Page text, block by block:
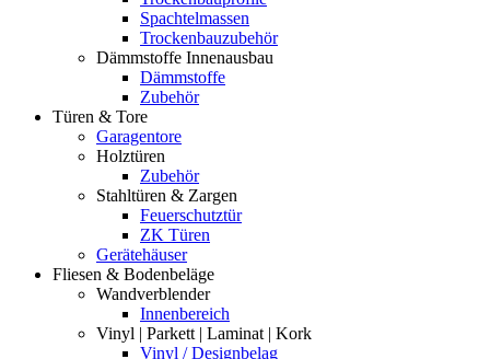
Spachtelmassen
Trockenbauzubehör
Dämmstoffe Innenausbau
Dämmstoffe
Zubehör
Türen & Tore
Garagentore
Holztüren
Zubehör
Stahltüren & Zargen
Feuerschutztür
ZK Türen
Gerätehäuser
Fliesen & Bodenbeläge
Wandverblender
Innenbereich
Vinyl | Parkett | Laminat | Kork
Vinyl / Designbelag